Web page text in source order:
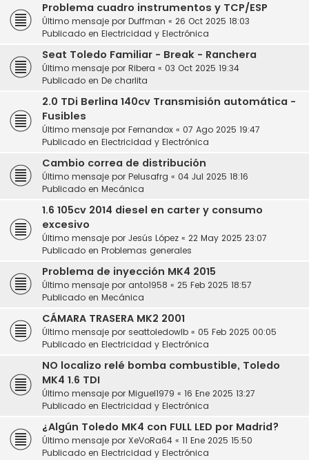
Problema cuadro instrumentos y TCP/ESP
Último mensaje por Duffman « 26 Oct 2025 18:03
Publicado en Electricidad y Electrónica
Seat Toledo Familiar - Break - Ranchera
Último mensaje por Ribera « 03 Oct 2025 19:34
Publicado en De charlita
2.0 TDi Berlina 140cv Transmisión automática -
Fusibles
Último mensaje por Fernandox « 07 Ago 2025 19:47
Publicado en Electricidad y Electrónica
Cambio correa de distribución
Último mensaje por Pelusafrg « 04 Jul 2025 18:16
Publicado en Mecánica
1.6 105cv 2014 diesel en carter y consumo
excesivo
Último mensaje por Jesús López « 22 May 2025 23:07
Publicado en Problemas generales
Problema de inyección MK4 2015
Último mensaje por anto1958 « 25 Feb 2025 18:57
Publicado en Mecánica
CÁMARA TRASERA MK2 2001
Último mensaje por seattoledowlb « 05 Feb 2025 00:05
Publicado en Electricidad y Electrónica
NO localizo relé bomba combustible, Toledo
MK4 1.6 TDI
Último mensaje por Miguel1979 « 16 Ene 2025 13:27
Publicado en Electricidad y Electrónica
¿Algún Toledo MK4 con FULL LED por Madrid?
Último mensaje por XeVoRa64 « 11 Ene 2025 15:50
Publicado en Electricidad y Electrónica